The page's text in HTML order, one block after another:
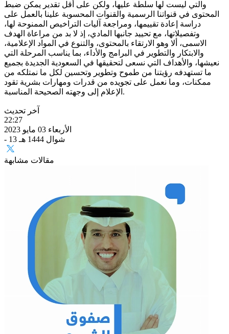
والتي ليست لها سلطة عليها، ولكن على أقل تقدير يمكن ضبط
المحتوى في قنواتنا الرسمية والقنوات المحسوبة علينا بالعمل على
دراسة إعادة تقييمها، ومراجعة آليات التراخيص الممنوحة لها،
وتفصيلاتها، مع تحييد جانبها المادي، إذ لا بد من مراعاة الهدف
الاسمى، ألا وهو الارتقاء بالمحتوى، والتنوع في المواد الإعلامية،
والابتكار والتطوير في البرامج والأداء، بما يناسب المرحلة التي
نعيشها، والأهداف التي نسعى لتحقيقها في السعودية الجديدة بجميع
ما تستهدفه رؤيتنا من طموح وتطوير وتحسين لكل ما نمتلكه من
ممكنات، وما نعمل على تجويده من قدرات ومهارات بشرية تقود
الإعلام إلى وجهته الصحيحة المناسبة.
آخر تحديث
22:27
الأربعاء 03 مايو 2023
- 13 شوال 1444 هـ
مقالات مشابهة